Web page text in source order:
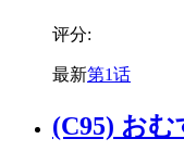
评分:
最新第1话
(C95) お